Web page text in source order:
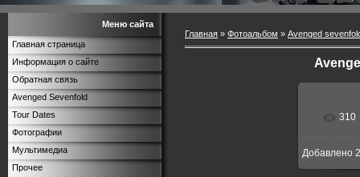
Меню сайта
Главная страница
Информация о сайте
Обратная связь
Avenged Sevenfold
Tour Dates
Фотографии
Мультимедиа
Прочее
Главная » Фотоальбом » Avenged
В
310
Добавлено